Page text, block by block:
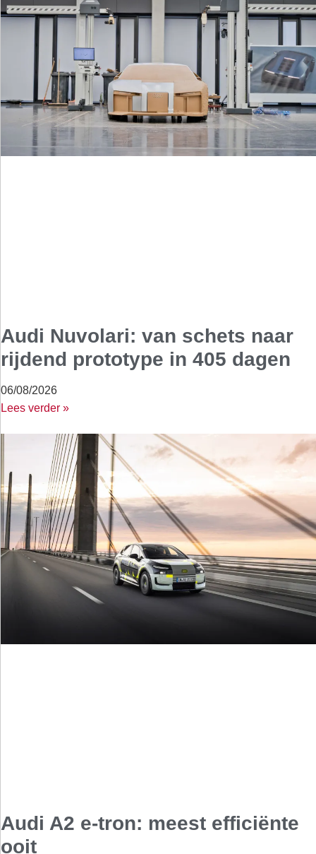
Audi Nuvolari: van schets naar
rijdend prototype in 405 dagen
06/08/2026
Lees verder »
Audi A2 e-tron: meest efficiënte
ooit